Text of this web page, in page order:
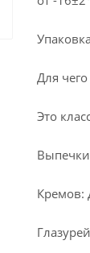
Для
Это
Кремов: